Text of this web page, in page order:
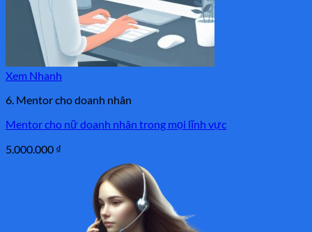
Xem Nhanh
6. Mentor cho doanh nhân
Mentor cho nữ doanh nhân trong mọi lĩnh vực
5.000.000 ₫